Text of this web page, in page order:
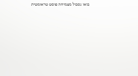
בואו נסבול מצמיחה פוסט טראומטית